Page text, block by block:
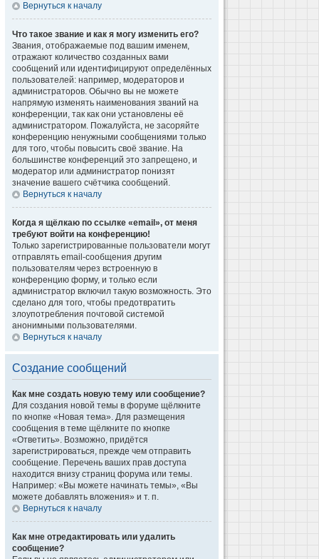
Вернуться к началу
Что такое звание и как я могу изменить его?
Звания, отображаемые под вашим именем,
отражают количество созданных вами
сообщений или идентифицируют определённых
пользователей: например, модераторов и
администраторов. Обычно вы не можете
напрямую изменять наименования званий на
конференции, так как они установлены её
администратором. Пожалуйста, не засоряйте
конференцию ненужными сообщениями только
для того, чтобы повысить своё звание. На
большинстве конференций это запрещено, и
модератор или администратор понизят
значение вашего счётчика сообщений.
Вернуться к началу
Когда я щёлкаю по ссылке «email», от меня
требуют войти на конференцию!
Только зарегистрированные пользователи могут
отправлять email-сообщения другим
пользователям через встроенную в
конференцию форму, и только если
администратор включил такую возможность. Это
сделано для того, чтобы предотвратить
злоупотребления почтовой системой
анонимными пользователями.
Вернуться к началу
Создание сообщений
Как мне создать новую тему или сообщение?
Для создания новой темы в форуме щёлкните
по кнопке «Новая тема». Для размещения
сообщения в теме щёлкните по кнопке
«Ответить». Возможно, придётся
зарегистрироваться, прежде чем отправить
сообщение. Перечень ваших прав доступа
находится внизу страниц форума или темы.
Например: «Вы можете начинать темы», «Вы
можете добавлять вложения» и т. п.
Вернуться к началу
Как мне отредактировать или удалить
сообщение?